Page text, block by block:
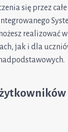
się przez
realizować
jak i dla